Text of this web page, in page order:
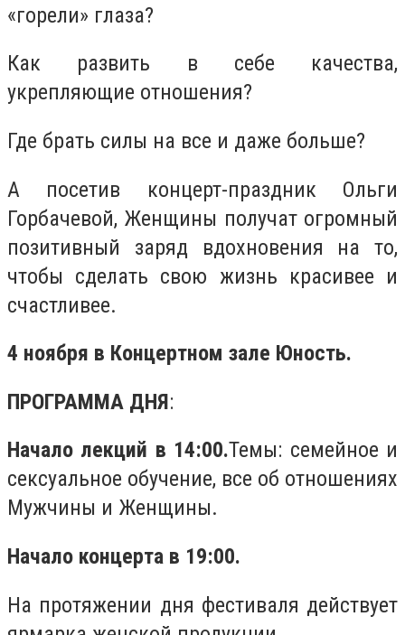
«горели» глаза?
Как развить в себе качества,
укрепляющие отношения?
Где брать силы на все и даже больше?
А посетив концерт-праздник Ольги
Горбачевой, Женщины получат огромный
позитивный заряд вдохновения на то,
чтобы сделать свою жизнь красивее и
счастливее.
4 ноября в Концертном зале Юность.
ПРОГРАММА ДНЯ:
Начало лекций в 14:00.Темы: семейное и
сексуальное обучение, все об отношениях
Мужчины и Женщины.
Начало концерта в 19:00.
На протяжении дня фестиваля действует